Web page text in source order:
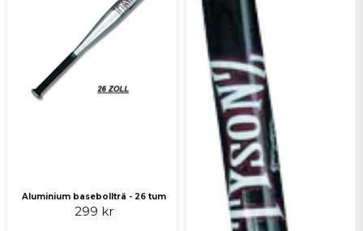
Skicka fråga
bra i aluminiumet när man träffar. För
övrigt beställde jag ett silverfärgat men
fick ett svart, utan nån
info/kommunikation. Läste en annan
recension om det svarta där personen fått
ett silverfärgat, så Fritid & Prylar kanske
Aluminium basebollträ - 26 tum
299 kr